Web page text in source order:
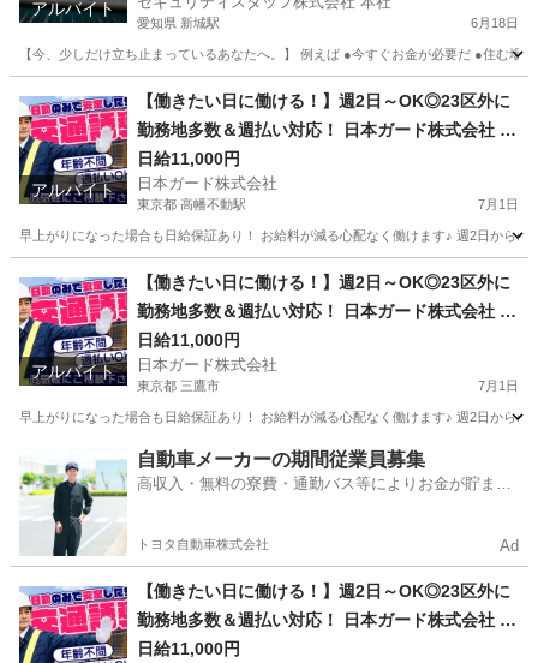
アルバイト
愛知県 新城駅 6月18日
【今、少しだけ立ち止まっているあなたへ。】 例えば ●今すぐお金が必要だ ●住む
新城駅 警備員 スタッフ
アルバイト
【働きたい日に働ける！】週2日～OK◎23区外に
勤務地多数＆週払い対応！ 日本ガード株式会社 高
幡不動
日給11,000円
日本ガード株式会社
東京都 高幡不動駅 7月1日
早上がりになった場合も日給保証あり！ お給料が減る心配なく働けます♪ 週2日から
高幡不動駅 警備員
アルバイト
【働きたい日に働ける！】週2日～OK◎23区外に
勤務地多数＆週払い対応！ 日本ガード株式会社 三
鷹
日給11,000円
日本ガード株式会社
東京都 三鷹市 7月1日
早上がりになった場合も日給保証あり！ お給料が減る心配なく働けます♪ 週2日から
警備員
自動車メーカーの期間従業員募集
高収入・無料の寮費・通勤バス等によりお金が貯まり
トヨタ自動車株式会社 Ad
【働きたい日に働ける！】週2日～OK◎23区外に
勤務地多数＆週払い対応！ 日本ガード株式会社 稲
城
日給11,000円